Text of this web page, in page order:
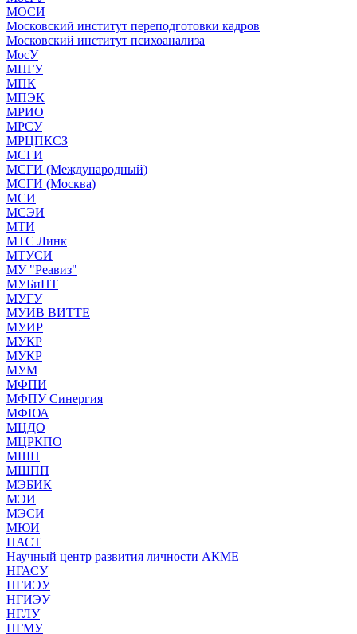
МОСИ
Московский институт переподготовки кадров
Московский институт психоанализа
МосУ
МПГУ
МПК
МПЭК
МРИО
МРСУ
МРЦПКСЗ
МСГИ
МСГИ (Международный)
МСГИ (Москва)
МСИ
МСЭИ
МТИ
МТС Линк
МТУСИ
МУ "Реавиз"
МУБиНТ
МУГУ
МУИВ ВИТТЕ
МУИР
МУКР
МУКР
МУМ
МФПИ
МФПУ Синергия
МФЮА
МЦДО
МЦРКПО
МШП
МШПП
МЭБИК
МЭИ
МЭСИ
МЮИ
НАСТ
Научный центр развития личности АКМЕ
НГАСУ
НГИЭУ
НГИЭУ
НГЛУ
НГМУ